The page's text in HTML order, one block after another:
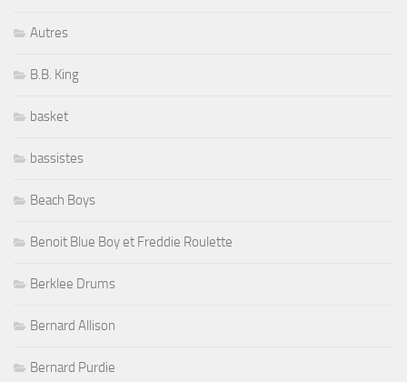
Autres
B.B. King
basket
bassistes
Beach Boys
Benoit Blue Boy et Freddie Roulette
Berklee Drums
Bernard Allison
Bernard Purdie